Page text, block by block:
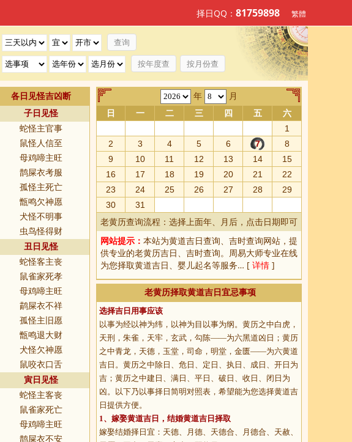
按年度查 按月份查
择日QQ： 81759898 繁體
各日见怪吉凶断
子日见怪
蛇怪主官事
鼠怪人信至
母鸡啼主旺
鹊屎衣考服
孤怪主死亡
甑鸣欠神愿
犬怪不明事
虫鸟怪得财
丑日见怪
蛇怪客主丧
鼠雀家死孝
母鸡啼主旺
鹋屎衣不祥
孤怪主旧愿
甑鸣退大财
犬怪欠神愿
鼠咬衣口舌
寅日见怪
蛇怪主客丧
鼠雀家死亡
母鸡啼主旺
鹊屎衣不安
年 月
日 一 二 三 四 五
六
1
2
3 4 5 6 7
8
9
10 11 12 13 14
15
16
17 18 19 20 21
22
23
24 25 26 27 28
29
30
31
老黄历查询流程：选择上面年、月后，点击日期即可
网站提示： 本站为黄道吉日查询、 吉时查询网站，提
供专业的老黄历吉日、吉时查询。周易大师专业在线
为您择取黄道吉日、婴儿起名等服务… [ 详情 ]
老黄历择取黄道吉日宜忌事项
选择吉日用事应该
以事为经以神为纬，以神为目以事为纲。黄历之中白虎，
天刑，朱雀，天牢，玄武，勾陈——为六黑道凶日；黄历
之中青龙，天德，玉堂，司命，明堂，金匮——为六黄道
吉日。黄历之中除日、危日、定日、执日、成日、开日为
吉；黄历之中建日、满日、平日、破日、收日、闭日为
凶。以下乃以事择日简明对照表，希望能为您选择黄道吉
日提供方便。
1、 嫁娶黄道吉日 ，结婚黄道吉日择取
嫁娶结婚择日宜：天德、月德、天德合、月德合、天赦、